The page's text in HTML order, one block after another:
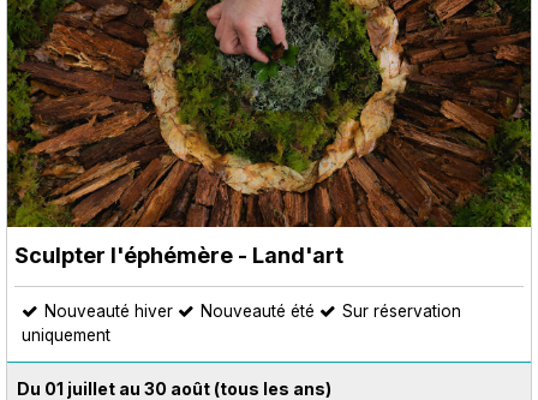
Sculpter l'éphémère - Land'art
Nouveauté hiver Nouveauté été
Sur réservation
uniquement
Du 01 juillet au 30 août (tous les ans)